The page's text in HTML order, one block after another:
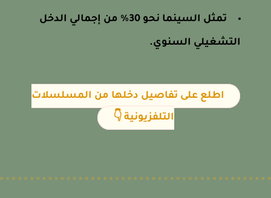
تمثل السينما نحو 30% من إجمالي الدخل
التشغيلي السنوي.
اطلع على تفاصيل دخلها من المسلسلات
التلفزيونية 👇